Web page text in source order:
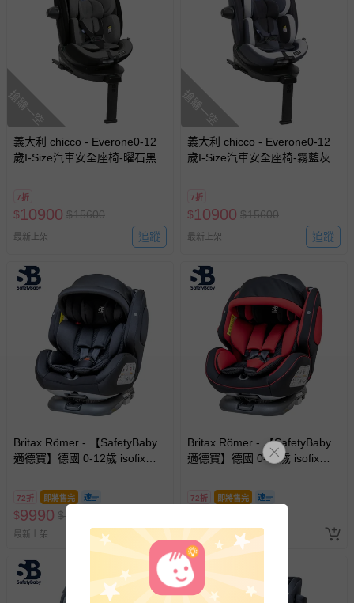
搶購一空
義大利 chicco - Everone0-12
歲I-Size汽車安全座椅-曜石黑
7折
$10900 $15600
最新上架 追蹤
搶購一空
義大利 chicco - Everone0-12
歲I-Size汽車安全座椅-霧藍灰
7折
$10900 $15600
最新上架 追蹤
Britax Römer - 【SafetyBaby
適德寶】德國 0-12歲 isofix安
- 四色 (SB00370) 贈頂篷+皮革
座椅保護墊
72折 即將售完
$9990 $13800
最新上架
Britax Römer - 【SafetyBaby
適德寶】德國 0-12歲 isofix安
- 四色 (SB00370) 贈頂篷+皮革
座椅保護墊
72折 即將售完